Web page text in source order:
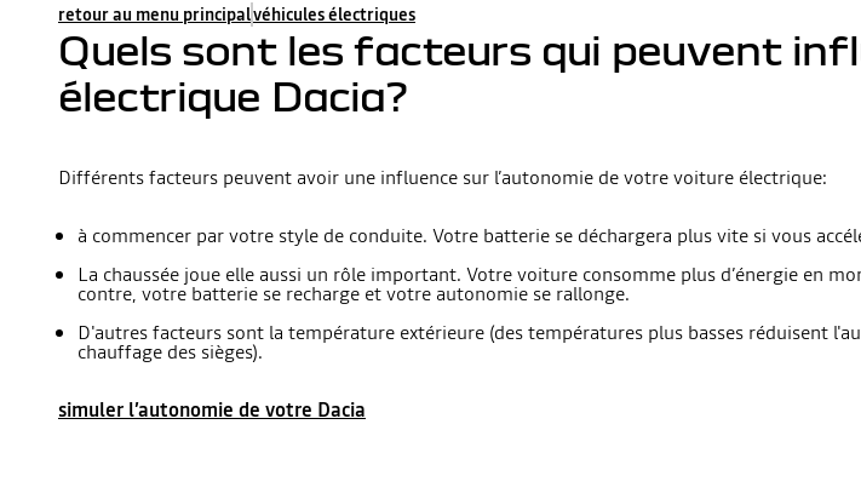
retour au menu principalvéhicules électriques
Quels sont les facteurs qui peuvent
électrique Dacia?
Différents facteurs peuvent avoir une influence sur l’autonomie de votre voiture électrique:
à commencer par votre style de conduite. Votre batterie se déchargera plus vite si vous
La chaussée joue elle aussi un rôle important. Votre voiture consomme plus d’énergie en
contre, votre batterie se recharge et votre autonomie se rallonge.
D'autres facteurs sont la température extérieure (des températures plus basses réduisent
chauffage des sièges).
simuler l’autonomie de votre Dacia